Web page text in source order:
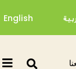
English